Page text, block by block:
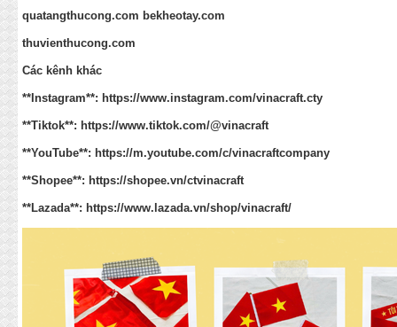
quatangthucong.com bekheotay.com
thuvienthucong.com
Các kênh khác
**Instagram**: https://www.instagram.com/vinacraft.cty
**Tiktok**: https://www.tiktok.com/@vinacraft
**YouTube**: https://m.youtube.com/c/vinacraftcompany
**Shopee**: https://shopee.vn/ctvinacraft
**Lazada**: https://www.lazada.vn/shop/vinacraft/